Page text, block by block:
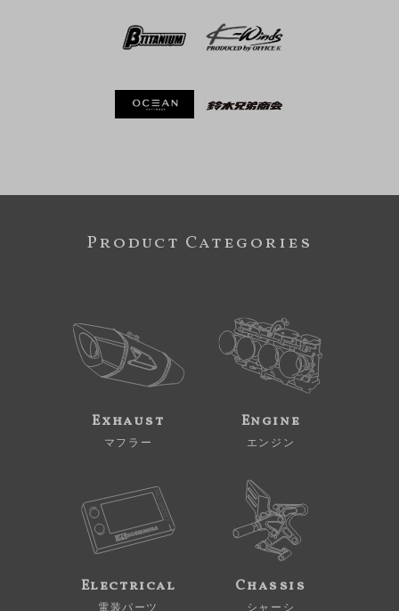
Product Categories
Exhaust
マフラー
Engine
エンジン
Electrical
電装パーツ
Chassis
シャーシ